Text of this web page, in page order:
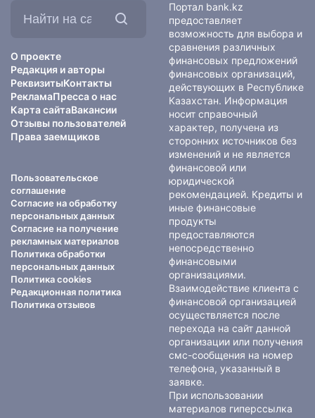
О проекте
Редакция и авторы
РеквизитыКонтакты
РекламаПресса о нас
Карта сайтаВакансии
Отзывы пользователей
Права заемщиков
Пользовательское
соглашение
Согласие на обработку
персональных данных
Согласие на получение
рекламных материалов
Политика обработки
персональных данных
Политика cookies
Редакционная политика
Политика отзывов
Портал bank.kz
предоставляет
возможность для выбора и
сравнения различных
финансовых предложений
финансовых организаций,
действующих в Республике
Казахстан. Информация
носит справочный
характер, получена из
сторонних источников без
изменений и не является
финансовой или
юридической
рекомендацией. Кредиты и
иные финансовые
продукты
предоставляются
непосредственно
финансовыми
организациями.
Взаимодействие клиента с
финансовой организацией
осуществляется после
перехода на сайт данной
организации или получения
смс-сообщения на номер
телефона, указанный в
заявке.
При использовании
материалов гиперссылка